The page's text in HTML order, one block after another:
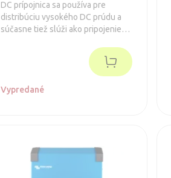
DC prípojnica sa používa pre
distribúciu vysokého DC prúdu a
súčasne tiež slúži ako pripojenie
Vypredané